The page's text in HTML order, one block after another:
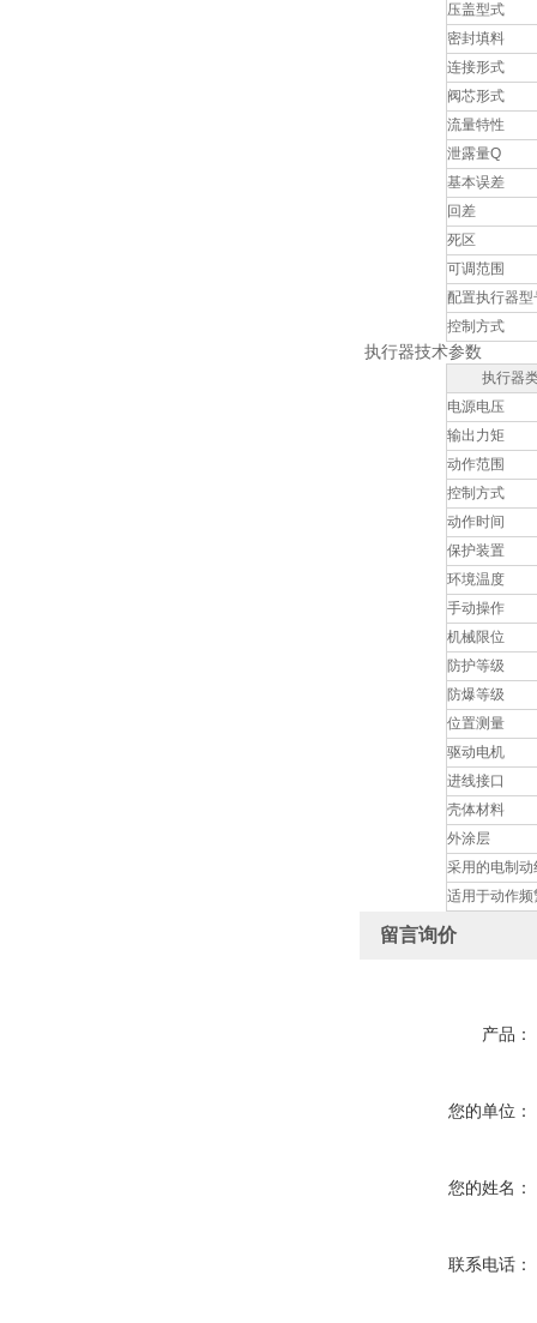
压盖型式
密封填料
连接形式
阀芯形式
流量特性
泄露量Q
基本误差
回差
死区
可调范围
配置执行器型
控制方式
执行器技术参数
执行器
电源电压
输出力矩
动作范围
控制方式
动作时间
保护装置
环境温度
手动操作
机械限位
防护等级
防爆等级
位置测量
驱动电机
进线接口
壳体材料
外涂层
采用的电制
适用于动作
留言询价
产品：
您的单位：
您的姓名：
联系电话：